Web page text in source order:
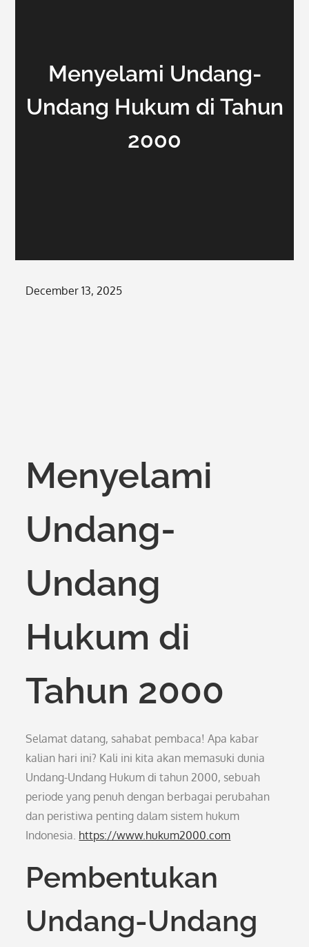
Menyelami Undang-
Undang Hukum di Tahun
2000
Posted
December 13, 2025
Menyelami
Undang-
Undang
Hukum di
Tahun 2000
Selamat datang, sahabat pembaca! Apa kabar
kalian hari ini? Kali ini kita akan memasuki dunia
Undang-Undang Hukum di tahun 2000, sebuah
periode yang penuh dengan berbagai perubahan
dan peristiwa penting dalam sistem hukum
Indonesia. https://www.hukum2000.com
Pembentukan
Undang-Undang